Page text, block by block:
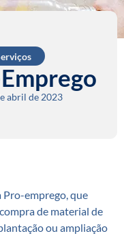
abril de 2023
emprego, que
de material de
ou ampliação